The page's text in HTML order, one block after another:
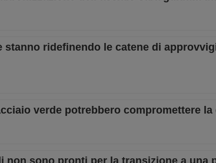
stanno ridefinendo le catene di
verde potrebbero compromettere